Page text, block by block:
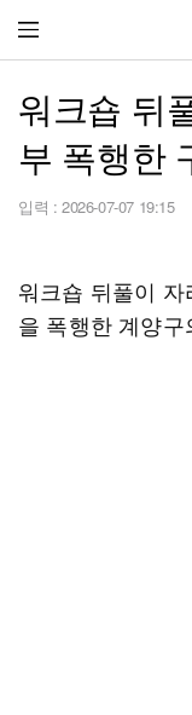
워크숍 뒤
부 폭행한
입력 : 2026-07-07 19:15
워크숍 뒤풀이
을 폭행한 계양